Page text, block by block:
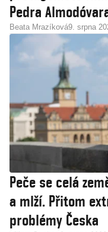
Pedra
Beata Mrazíková9. srpna
Peče se celá
a mlží. Přitom
problémy Česka